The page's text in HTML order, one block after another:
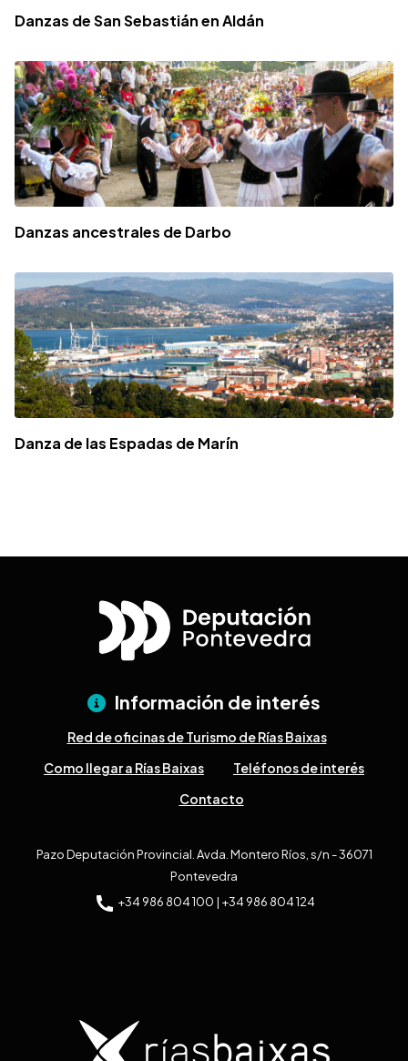
Danzas de San Sebastián en Aldán
Danzas ancestrales de Darbo
Danza de las Espadas de Marín
Información de interés
Red de oficinas de Turismo de Rías Baixas
Como llegar a Rías Baixas
Teléfonos de interés
Contacto
Pazo Deputación Provincial. Avda. Montero Ríos, s/n - 36071
Pontevedra
+34 986 804 100 | +34 986 804 124